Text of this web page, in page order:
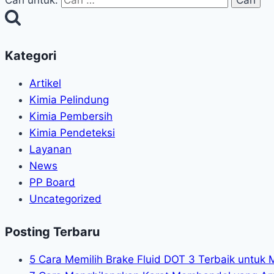
Kategori
Artikel
Kimia Pelindung
Kimia Pembersih
Kimia Pendeteksi
Layanan
News
PP Board
Uncategorized
Posting Terbaru
5 Cara Memilih Brake Fluid DOT 3 Terbaik untuk